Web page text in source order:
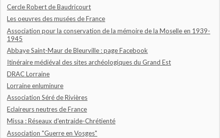
Cercle Robert de Baudricourt
Les oeuvres des musées de France
Association pour la conservation de la mémoire de la Moselle en 1939-
1945
Abbaye Saint-Maur de Bleurville : page Facebook
Itinéraire médiéval des sites archéologiques du Grand Est
DRAC Lorraine
Lorraine enluminure
Association Séré de Rivières
Eclaireurs neutres de France
Missa : Réseaux d'entraide-Chrétienté
Association "Guerre en Vosges"